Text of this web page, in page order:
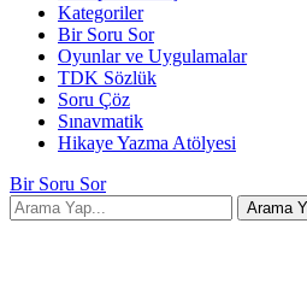
Kategoriler
Bir Soru Sor
Oyunlar ve Uygulamalar
TDK Sözlük
Soru Çöz
Sınavmatik
Hikaye Yazma Atölyesi
Bir Soru Sor